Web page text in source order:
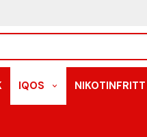
IQOS NIKOTINFRITT